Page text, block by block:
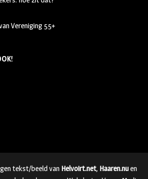
Vereniging 55+
tekst/beeld van Helvoirt.net, Haaren.nuen